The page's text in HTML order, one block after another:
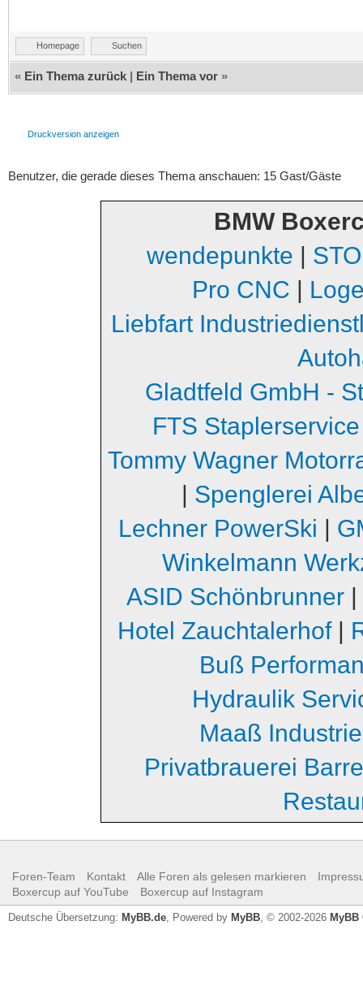
Homepage Suchen
« Ein Thema zurück | Ein Thema vor »
Druckversion anzeigen
Benutzer, die gerade dieses Thema anschauen: 15 Gast/Gäste
BMW
wendepunkte |
Pro CNC |
Liebfart
Gladtfeld GmbH -
FTS Staplerservice
Tommy Wagner
| Spenglerei
Lechner PowerSki |
Winkelmann
ASID Schönbrunner|
Hotel Zauchtalerhof|
Buß
Hydraulik
Maaß
Privatbrauerei Barre
Foren-Team Kontakt Alle Foren als gelesen markieren
Boxercup auf YouTube
Boxercup auf Instagram
Deutsche Übersetzung: MyBB.de , Powered by MyBB , © 2002-2026 MyBB